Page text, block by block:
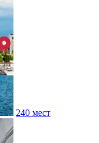
240 мест